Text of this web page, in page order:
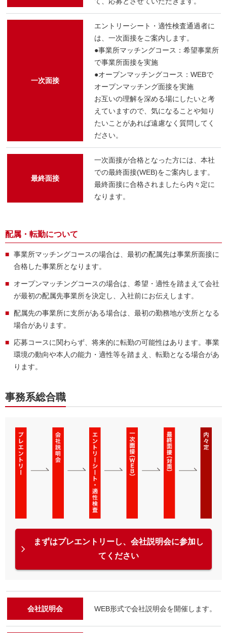
一次面接
エントリーシート・適性検査通過者に
は、一次面接をご案内します。
●事業所マッチングコース：希望事業所
で事業所面接を実施
●オープンマッチングコース：WEBで
オープンマッチング面接を実施
お互いの理解を深める場にしたいと考
えていますので、気になることや知り
たいことがあれば遠慮なく質問してく
ださい。
最終面接
一次面接が合格となった方には、本社
での最終面接(WEB)をご案内します。
最終面接に合格されましたら内々定に
なります。
配属・転勤について
事業所マッチングコースの場合は、最初の配属先は事業所面接に
合格した事業所となります。
オープンマッチングコースの場合は、希望・適性を踏まえて会社
が最初の配属先事業所を決定し、入社前にお伝えします。
配属先の事業所に支所がある場合は、最初の勤務地が支所となる
場合があります。
応募コースに関わらず、将来的に転勤の可能性はあります。事業
環境の動向や本人の能力・適性等を踏まえ、転勤となる場合があ
ります。
事務系総合職
まずはプレエントリーし、会社説明会に参加し
てください
会社説明会 WEB形式で会社説明会を開催します。